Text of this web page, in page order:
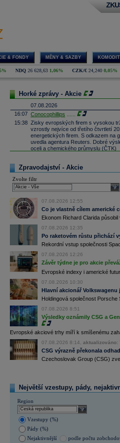
& FONDY MĚNY & SAZBY
NDQ 26 628,63 1,06% CZK/€ 24,240 0,05%
Horké zprávy - Akcie
07.08.2026
16:07 Conocophillips
15:38 Zisky evropských firem s vysokou
vzrostly nejvíce od třetího čtvrtletí
energetických firem. S odkazem na
uvedla agentura Reuters. Dobré
oceli a chemického průmyslu (ČTK)
15:05 Block - Bernste...
14:49
14:24 Roche -Morgan......
13:59 DHL - Bernstein...
13:44 BAE Systems - M...
13:04 Jedna z největších světových
procent v novém provozovateli
Bestsport O2 arenu a O2
investiční společnost, PPF dosud
12:09 Akciové podílové fondy za prvních
procenta, smíšené fondy 4,4
akciové fondy podle indexu přinesly
procenta a dluhopisové fondy 2,5
11:43 Novo Nordisk -...
11:27 Jedna z největších světových
procent v novém provozovateli
Nový společný podnik založí s
Bestsport O2 arenu a O2
investiční společnost, PPF dosud
11:16 Porsche SE, která je hlavním
se v pololetí propadla do čisté ztráty
Zároveň automobilku
konkurenceschopnosti (ČTK)
11:02 Italy's Prysmia...
10:51 EasyJet-JP Mo......
10:28 BP -HSBCsnižu......
8:48 Airbnb očekává ve 3Q tržby 4,69 -
zisku 338 mil.
Zpravodajství - Akcie
Zvolte filtr
07.08.2026 12:55
Co je vlastně cílem americké
Ekonom Richard Clarida
07.08.2026 12:35
Po raketovém růstu přichází
Rekordní vstup společnosti
07.08.2026 12:26
Závěr týdne je pro akcie
Evropské indexy i americké
07.08.2026 10:30
Hlavní akcionář
Holdingová společnost
07.08.2026 8:51
Výsledky oznámily CSG a
Evropské akciové trhy míří k smíšenému
07.08.2026 8:14, aktualizováno:
CSG výrazně překonala
Czechoslovak Group (CSG)
Největší vzestupy, pády,
Region
select
Vzestupy (%)
Pády (%)
Nejaktivnější
podle počtu